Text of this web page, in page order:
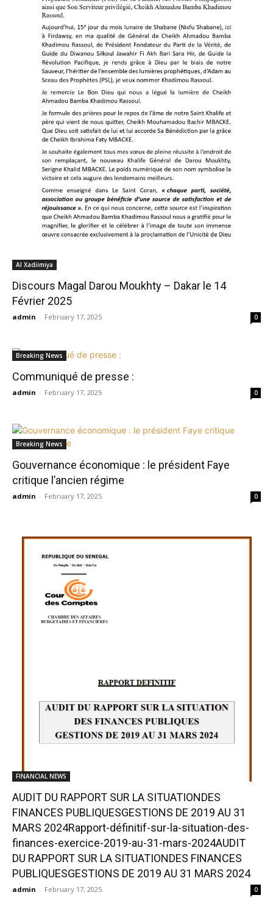
Al Xadiimiya
Discours Magal Darou Moukhty – Dakar le 14
Février 2025
admin - February 17, 2025 0
Breaking News
Communiqué de presse :
admin - February 17, 2025 0
Breaking News
Gouvernance économique : le président Faye
critique l’ancien régime
admin - February 17, 2025 0
FINANCIAL NEWS
AUDIT DU RAPPORT SUR LA SITUATIONDES
FINANCES PUBLIQUESGESTIONS DE 2019 AU 31
MARS 2024Rapport-définitif-sur-la-situation-des-
finances-exercice-2019-au-31-mars-2024AUDIT
DU RAPPORT SUR LA SITUATIONDES FINANCES
PUBLIQUESGESTIONS DE 2019 AU 31 MARS 2024
admin - February 17, 2025 0